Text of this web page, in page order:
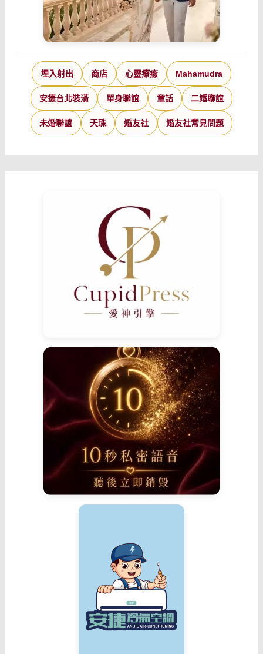
埋入射出 商店 心靈療癒 Mahamudra
安捷台北裝潢 單身聯誼 童話 二婚聯誼
未婚聯誼 天珠 婚友社 婚友社常見問題